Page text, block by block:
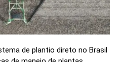
de plantio direto no Brasil